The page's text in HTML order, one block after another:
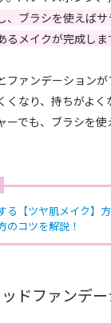
、ブラシを使えば
メイクが完成しま
ファンデーションが
くなり、持ちがよ
ーでも、ブラシを
る【ツヤ肌メイク】
のコツを解説！
ドファンデ